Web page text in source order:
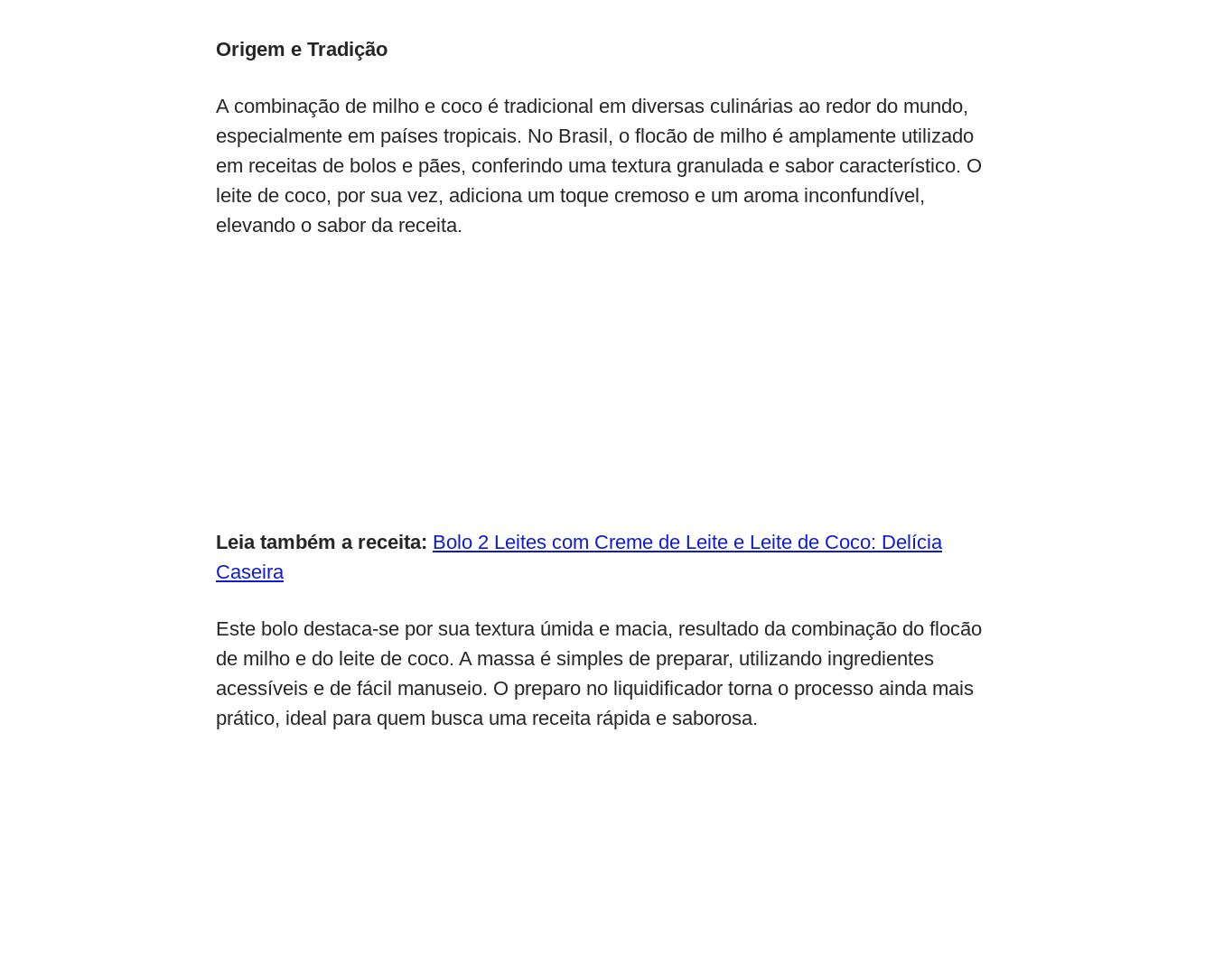
Origem e Tradição
A combinação de milho e coco é tradicional em diversas culinárias ao redor do mundo,
especialmente em países tropicais. No Brasil, o flocão de milho é amplamente utilizado
em receitas de bolos e pães, conferindo uma textura granulada e sabor característico. O
leite de coco, por sua vez, adiciona um toque cremoso e um aroma inconfundível,
elevando o sabor da receita.
Leia também a receita: Bolo 2 Leites com Creme de Leite e Leite de Coco: Delícia
Caseira
Este bolo destaca-se por sua textura úmida e macia, resultado da combinação do flocão
de milho e do leite de coco. A massa é simples de preparar, utilizando ingredientes
acessíveis e de fácil manuseio. O preparo no liquidificador torna o processo ainda mais
prático, ideal para quem busca uma receita rápida e saborosa.